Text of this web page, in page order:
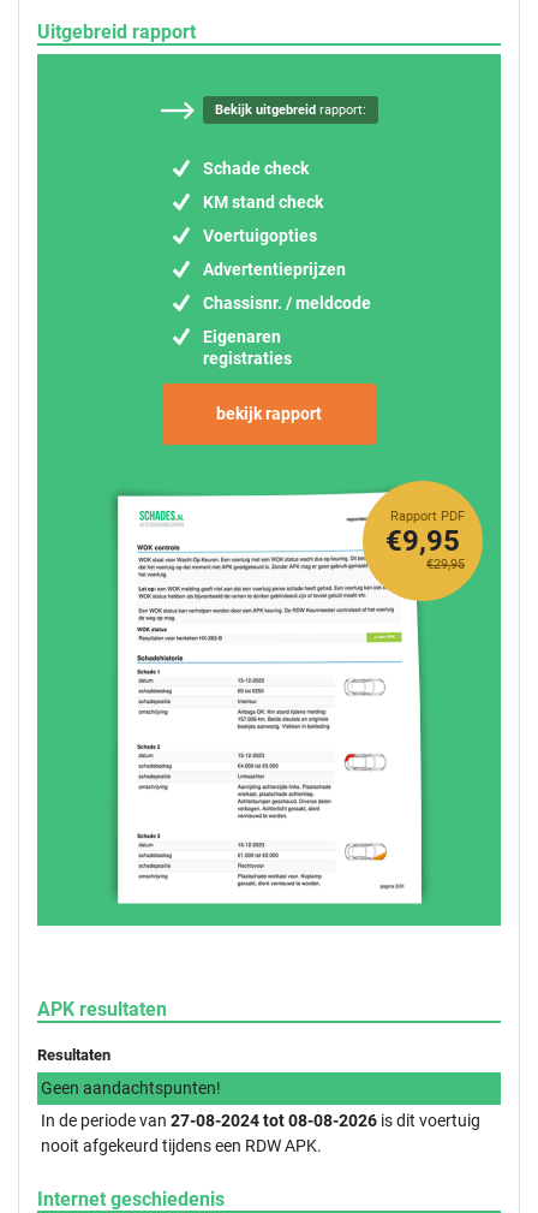
Uitgebreid rapport
Bekijk uitgebreidrapport:
Schade check
KM stand check
Voertuigopties
Advertentieprijzen
Chassisnr. / meldcode
Eigenaren
registraties
bekijk rapport
Rapport PDF
€29,95
€9,95
APK resultaten
Resultaten
Geen aandachtspunten!
In de periode van 27-08-2024 tot 08-08-2026 is dit voertuig
nooit afgekeurd tijdens een RDW APK.
Internet geschiedenis